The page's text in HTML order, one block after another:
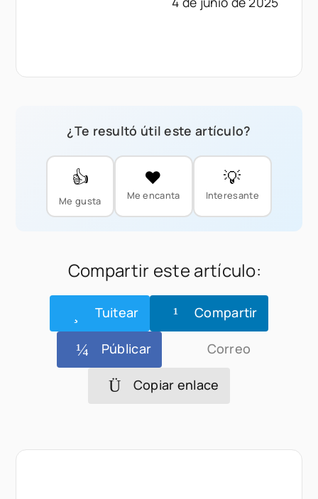
¿Te resultó útil este artículo?
👍
Me gusta
❤️
Me encanta
💡
Interesante
Compartir este artículo:
Tuitear Compartir
Públicar Correo
Copiar enlace